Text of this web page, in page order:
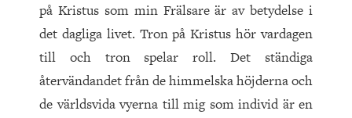
på Kristus som min Frälsare är av betydelse i
det dagliga livet. Tron på Kristus hör vardagen
till och tron spelar roll. Det ständiga
återvändandet från de himmelska höjderna och
de världsvida vyerna till mig som individ är en